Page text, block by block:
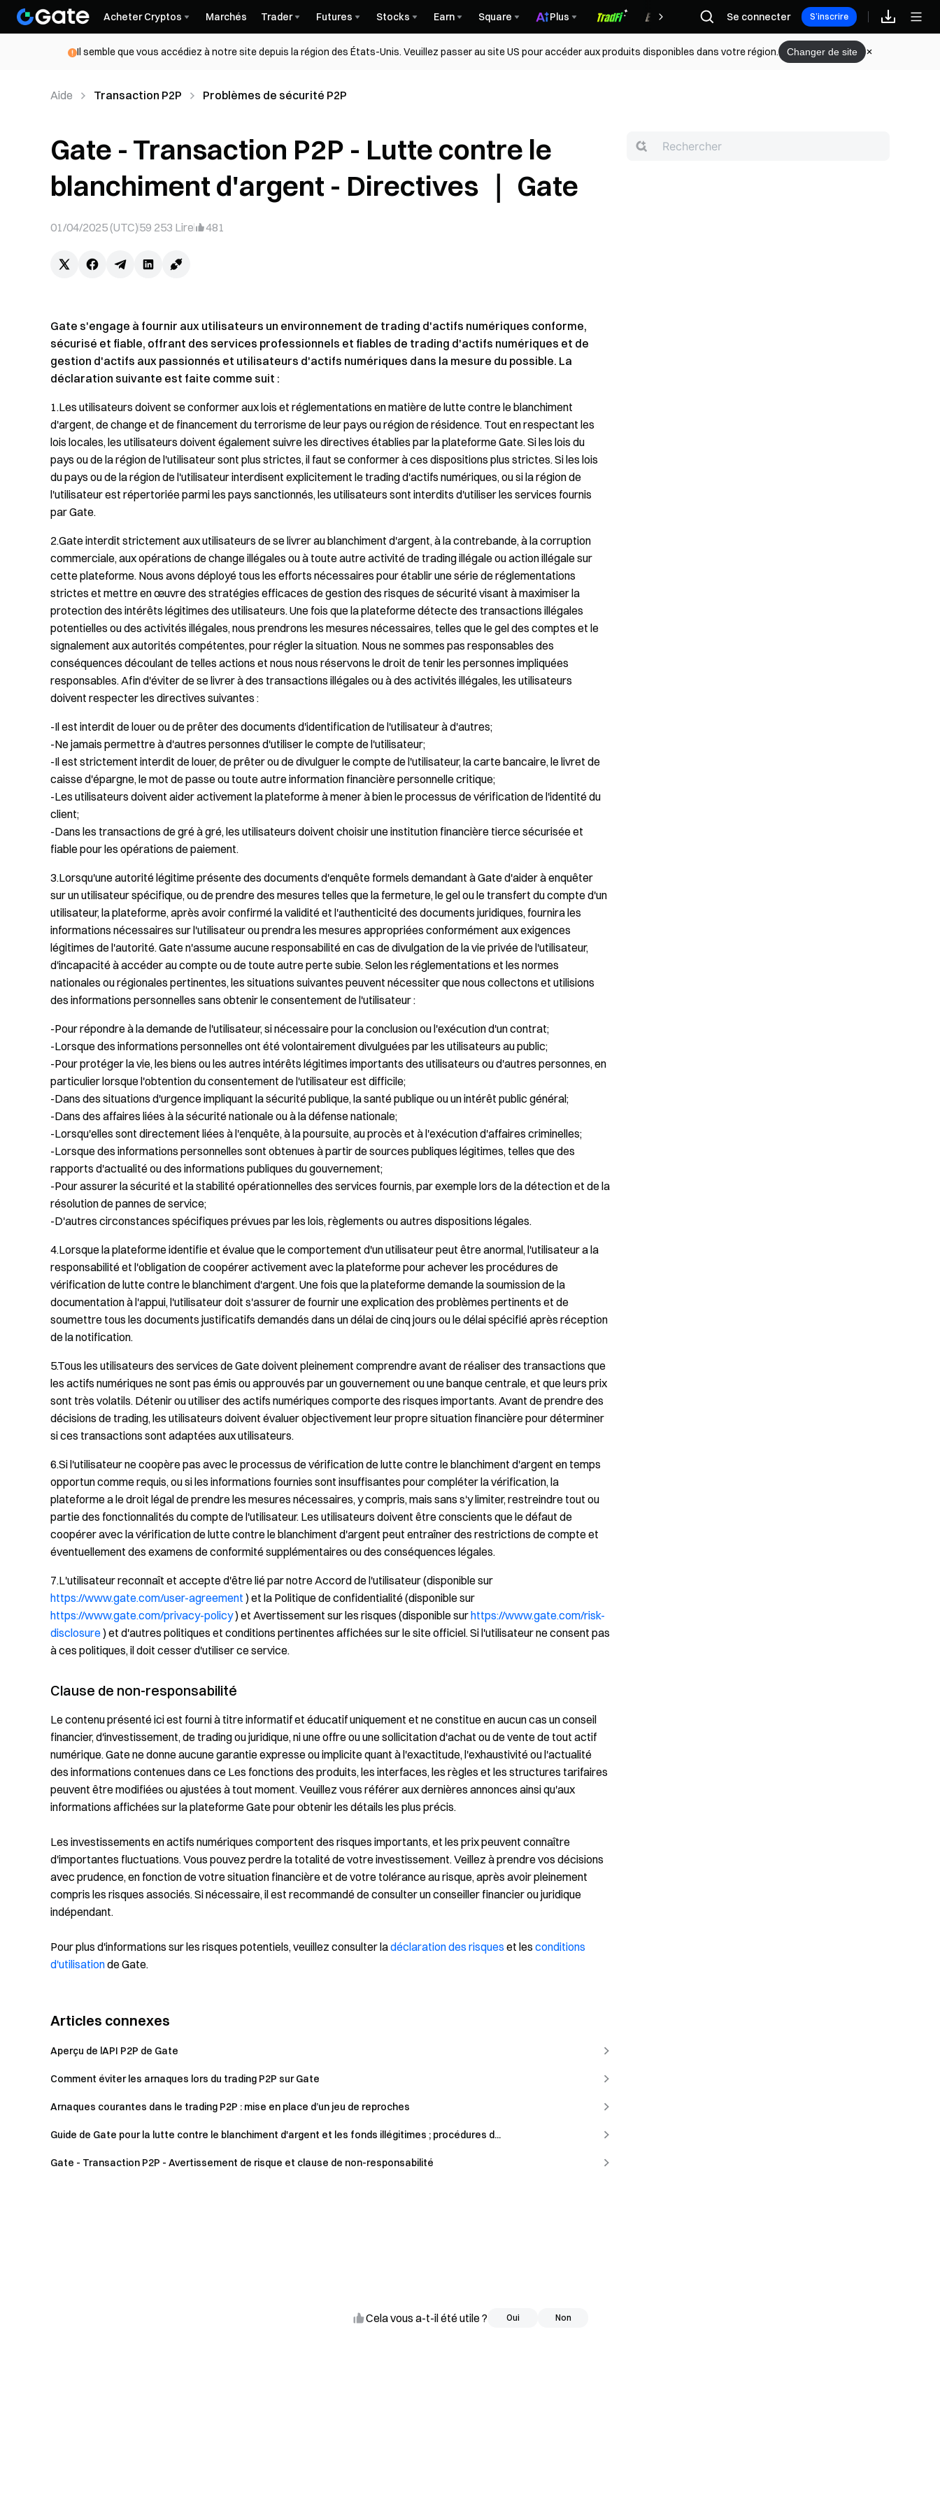
Acheter Cryptos Marchés Trader Futures Stocks Earn Square Plus Récompenses
Se connecter S’inscrire
Il semble que vous accédiez à notre site depuis la région des États-Unis. Veuillez passer au site US pour accéder aux produits disponibles dans votre région. Changer de site
Aide Transaction P2P Problèmes de sécurité P2P
Gate - Transaction P2P - Lutte contre le
blanchiment d'argent - Directives ｜ Gate
01/04/2025 (UTC)59 253 Lire 481
Gate s'engage à fournir aux utilisateurs un environnement de trading d'actifs numériques conforme,
sécurisé et fiable, offrant des services professionnels et fiables de trading d'actifs numériques et de
gestion d'actifs aux passionnés et utilisateurs d'actifs numériques dans la mesure du possible. La
déclaration suivante est faite comme suit :
1.Les utilisateurs doivent se conformer aux lois et réglementations en matière de lutte contre le blanchiment
d'argent, de change et de financement du terrorisme de leur pays ou région de résidence. Tout en respectant les
lois locales, les utilisateurs doivent également suivre les directives établies par la plateforme Gate. Si les lois du
pays ou de la région de l'utilisateur sont plus strictes, il faut se conformer à ces dispositions plus strictes. Si les lois
du pays ou de la région de l'utilisateur interdisent explicitement le trading d'actifs numériques, ou si la région de
l'utilisateur est répertoriée parmi les pays sanctionnés, les utilisateurs sont interdits d'utiliser les services fournis
par Gate.
2.Gate interdit strictement aux utilisateurs de se livrer au blanchiment d'argent, à la contrebande, à la corruption
commerciale, aux opérations de change illégales ou à toute autre activité de trading illégale ou action illégale sur
cette plateforme. Nous avons déployé tous les efforts nécessaires pour établir une série de réglementations
strictes et mettre en œuvre des stratégies efficaces de gestion des risques de sécurité visant à maximiser la
protection des intérêts légitimes des utilisateurs. Une fois que la plateforme détecte des transactions illégales
potentielles ou des activités illégales, nous prendrons les mesures nécessaires, telles que le gel des comptes et le
signalement aux autorités compétentes, pour régler la situation. Nous ne sommes pas responsables des
conséquences découlant de telles actions et nous nous réservons le droit de tenir les personnes impliquées
responsables. Afin d'éviter de se livrer à des transactions illégales ou à des activités illégales, les utilisateurs
doivent respecter les directives suivantes :
-Il est interdit de louer ou de prêter des documents d'identification de l'utilisateur à d'autres;
-Ne jamais permettre à d'autres personnes d'utiliser le compte de l'utilisateur;
-Il est strictement interdit de louer, de prêter ou de divulguer le compte de l'utilisateur, la carte bancaire, le livret de
caisse d'épargne, le mot de passe ou toute autre information financière personnelle critique;
-Les utilisateurs doivent aider activement la plateforme à mener à bien le processus de vérification de l'identité du
client;
-Dans les transactions de gré à gré, les utilisateurs doivent choisir une institution financière tierce sécurisée et
fiable pour les opérations de paiement.
3.Lorsqu'une autorité légitime présente des documents d'enquête formels demandant à Gate d'aider à enquêter
sur un utilisateur spécifique, ou de prendre des mesures telles que la fermeture, le gel ou le transfert du compte d'un
utilisateur, la plateforme, après avoir confirmé la validité et l'authenticité des documents juridiques, fournira les
informations nécessaires sur l'utilisateur ou prendra les mesures appropriées conformément aux exigences
légitimes de l'autorité. Gate n'assume aucune responsabilité en cas de divulgation de la vie privée de l'utilisateur,
d'incapacité à accéder au compte ou de toute autre perte subie. Selon les réglementations et les normes
nationales ou régionales pertinentes, les situations suivantes peuvent nécessiter que nous collectons et utilisions
des informations personnelles sans obtenir le consentement de l'utilisateur :
-Pour répondre à la demande de l'utilisateur, si nécessaire pour la conclusion ou l'exécution d'un contrat;
-Lorsque des informations personnelles ont été volontairement divulguées par les utilisateurs au public;
-Pour protéger la vie, les biens ou les autres intérêts légitimes importants des utilisateurs ou d'autres personnes, en
particulier lorsque l'obtention du consentement de l'utilisateur est difficile;
-Dans des situations d'urgence impliquant la sécurité publique, la santé publique ou un intérêt public général;
-Dans des affaires liées à la sécurité nationale ou à la défense nationale;
-Lorsqu'elles sont directement liées à l'enquête, à la poursuite, au procès et à l'exécution d'affaires criminelles;
-Lorsque des informations personnelles sont obtenues à partir de sources publiques légitimes, telles que des
rapports d'actualité ou des informations publiques du gouvernement;
-Pour assurer la sécurité et la stabilité opérationnelles des services fournis, par exemple lors de la détection et de la
résolution de pannes de service;
-D'autres circonstances spécifiques prévues par les lois, règlements ou autres dispositions légales.
4.Lorsque la plateforme identifie et évalue que le comportement d'un utilisateur peut être anormal, l'utilisateur a la
responsabilité et l'obligation de coopérer activement avec la plateforme pour achever les procédures de
vérification de lutte contre le blanchiment d'argent. Une fois que la plateforme demande la soumission de la
documentation à l'appui, l'utilisateur doit s'assurer de fournir une explication des problèmes pertinents et de
soumettre tous les documents justificatifs demandés dans un délai de cinq jours ou le délai spécifié après réception
de la notification.
5.Tous les utilisateurs des services de Gate doivent pleinement comprendre avant de réaliser des transactions que
les actifs numériques ne sont pas émis ou approuvés par un gouvernement ou une banque centrale, et que leurs prix
sont très volatils. Détenir ou utiliser des actifs numériques comporte des risques importants. Avant de prendre des
décisions de trading, les utilisateurs doivent évaluer objectivement leur propre situation financière pour déterminer
si ces transactions sont adaptées aux utilisateurs.
6.Si l'utilisateur ne coopère pas avec le processus de vérification de lutte contre le blanchiment d'argent en temps
opportun comme requis, ou si les informations fournies sont insuffisantes pour compléter la vérification, la
plateforme a le droit légal de prendre les mesures nécessaires, y compris, mais sans s'y limiter, restreindre tout ou
partie des fonctionnalités du compte de l'utilisateur. Les utilisateurs doivent être conscients que le défaut de
coopérer avec la vérification de lutte contre le blanchiment d'argent peut entraîner des restrictions de compte et
éventuellement des examens de conformité supplémentaires ou des conséquences légales.
7.L'utilisateur reconnaît et accepte d'être lié par notre Accord de l'utilisateur (disponible sur
https://www.gate.com/user-agreement ) et la Politique de confidentialité (disponible sur
https://www.gate.com/privacy-policy) et Avertissement sur les risques (disponible surhttps://www.gate.com/risk-
disclosure) et d'autres politiques et conditions pertinentes affichées sur le site officiel. Si l'utilisateur ne consent pas
à ces politiques, il doit cesser d'utiliser ce service.
Clause de non-responsabilité
Le contenu présenté ici est fourni à titre informatif et éducatif uniquement et ne constitue en aucun cas un conseil
financier, d'investissement, de trading ou juridique, ni une offre ou une sollicitation d'achat ou de vente de tout actif
numérique. Gate ne donne aucune garantie expresse ou implicite quant à l'exactitude, l'exhaustivité ou l'actualité
des informations contenues dans ce Les fonctions des produits, les interfaces, les règles et les structures tarifaires
peuvent être modifiées ou ajustées à tout moment. Veuillez vous référer aux dernières annonces ainsi qu'aux
informations affichées sur la plateforme Gate pour obtenir les détails les plus précis.
Les investissements en actifs numériques comportent des risques importants, et les prix peuvent connaître
d'importantes fluctuations. Vous pouvez perdre la totalité de votre investissement. Veillez à prendre vos décisions
avec prudence, en fonction de votre situation financière et de votre tolérance au risque, après avoir pleinement
compris les risques associés. Si nécessaire, il est recommandé de consulter un conseiller financier ou juridique
indépendant.
Pour plus d'informations sur les risques potentiels, veuillez consulter ladéclaration des risques et les conditions
d'utilisationde Gate.
Articles connexes
Aperçu de lAPI P2P de Gate
Comment éviter les arnaques lors du trading P2P sur Gate
Arnaques courantes dans le trading P2P : mise en place d’un jeu de reproches
Guide de Gate pour la lutte contre le blanchiment d'argent et les fonds illégitimes ; procédures d...
Gate - Transaction P2P - Avertissement de risque et clause de non-responsabilité
Oui Non
Cela vous a-t-il été utile ? Oui Non